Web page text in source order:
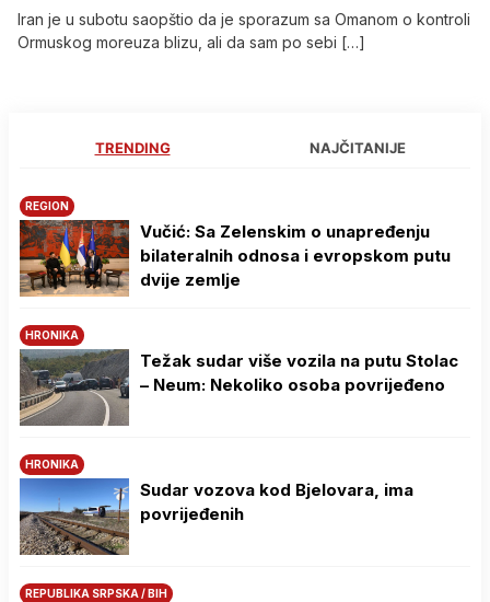
Iran je u subotu saopštio da je sporazum sa Omanom o kontroli
Ormuskog moreuza blizu, ali da sam po sebi […]
TRENDING NAJČITANIJE
REGION
Vučić: Sa Zelenskim o unapređenju
bilateralnih odnosa i evropskom putu
dvije zemlje
HRONIKA
Težak sudar više vozila na putu Stolac
– Neum: Nekoliko osoba povrijeđeno
HRONIKA
Sudar vozova kod Bjelovara, ima
povrijeđenih
REPUBLIKA SRPSKA / BIH